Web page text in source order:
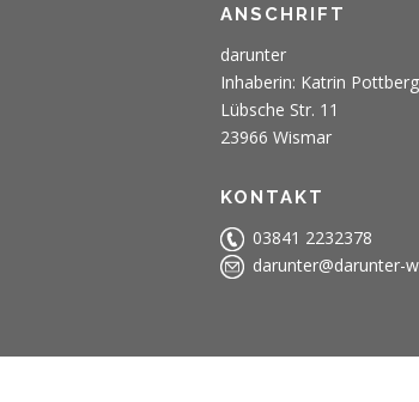
ANSCHRIFT
darunter
Inhaberin: Katrin Pottberg
Lübsche Str. 11
23966 Wismar
KONTAKT
03841 2232378
darunter@darunter-